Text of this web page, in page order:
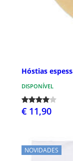
Hóstias
DISPONÍVEL
€ 11,90
NOVIDADES